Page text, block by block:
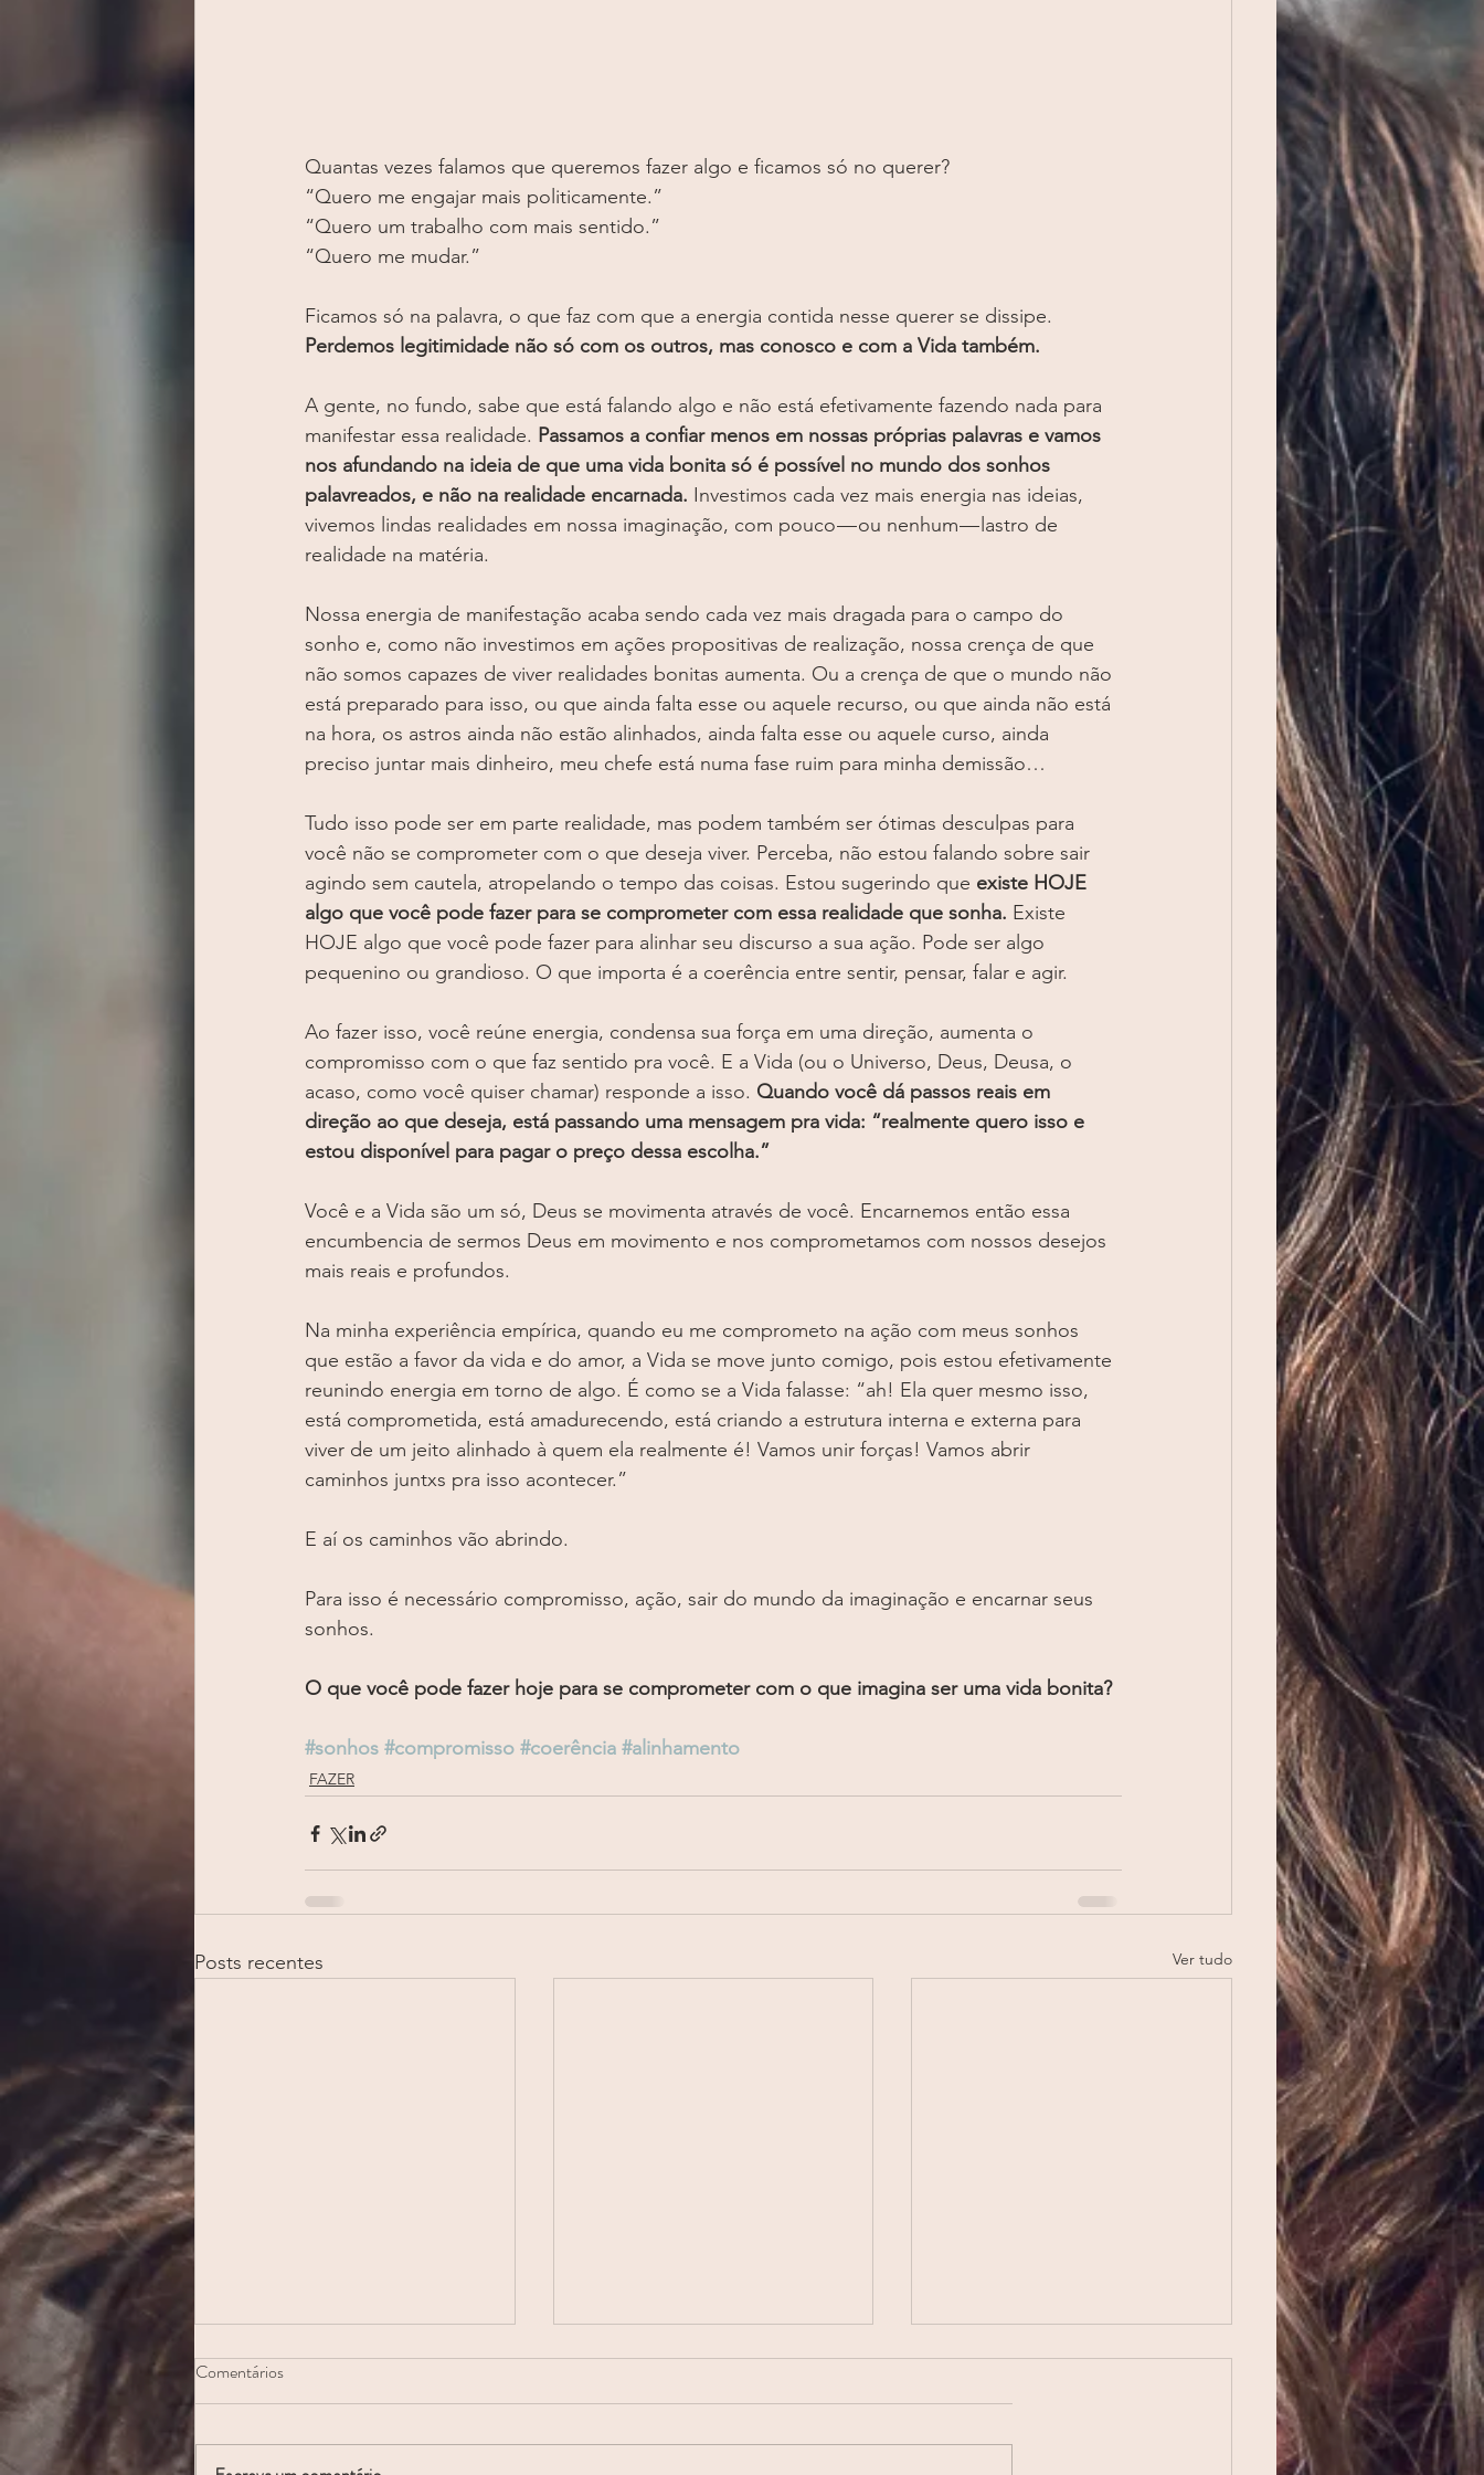
Quantas vezes falamos que queremos fazer algo e ficamos só no querer?
“Quero me engajar mais politicamente.”
“Quero um trabalho com mais sentido.”
“Quero me mudar.”
Ficamos só na palavra, o que faz com que a energia contida nesse querer se dissipe.
Perdemos legitimidade não só com os outros, mas conosco e com a Vida também.
A gente, no fundo, sabe que está falando algo e não está efetivamente fazendo nada para
manifestar essa realidade. Passamos a confiar menos em nossas próprias palavras e vamos
nos afundando na ideia de que uma vida bonita só é possível no mundo dos sonhos
palavreados, e não na realidade encarnada. Investimos cada vez mais energia nas ideias,
vivemos lindas realidades em nossa imaginação, com pouco — ou nenhum — lastro de
realidade na matéria.
Nossa energia de manifestação acaba sendo cada vez mais dragada para o campo do
sonho e, como não investimos em ações propositivas de realização, nossa crença de que
não somos capazes de viver realidades bonitas aumenta. Ou a crença de que o mundo não
está preparado para isso, ou que ainda falta esse ou aquele recurso, ou que ainda não está
na hora, os astros ainda não estão alinhados, ainda falta esse ou aquele curso, ainda
preciso juntar mais dinheiro, meu chefe está numa fase ruim para minha demissão…
Tudo isso pode ser em parte realidade, mas podem também ser ótimas desculpas para
você não se comprometer com o que deseja viver. Perceba, não estou falando sobre sair
agindo sem cautela, atropelando o tempo das coisas. Estou sugerindo que existe HOJE
algo que você pode fazer para se comprometer com essa realidade que sonha. Existe
HOJE algo que você pode fazer para alinhar seu discurso a sua ação. Pode ser algo
pequenino ou grandioso. O que importa é a coerência entre sentir, pensar, falar e agir.
Ao fazer isso, você reúne energia, condensa sua força em uma direção, aumenta o
compromisso com o que faz sentido pra você. E a Vida (ou o Universo, Deus, Deusa, o
acaso, como você quiser chamar) responde a isso. Quando você dá passos reais em
direção ao que deseja, está passando uma mensagem pra vida: “realmente quero isso e
estou disponível para pagar o preço dessa escolha.”
Você e a Vida são um só, Deus se movimenta através de você. Encarnemos então essa
encumbencia de sermos Deus em movimento e nos comprometamos com nossos desejos
mais reais e profundos.
Na minha experiência empírica, quando eu me comprometo na ação com meus sonhos
que estão a favor da vida e do amor, a Vida se move junto comigo, pois estou efetivamente
reunindo energia em torno de algo. É como se a Vida falasse: “ah! Ela quer mesmo isso,
está comprometida, está amadurecendo, está criando a estrutura interna e externa para
viver de um jeito alinhado à quem ela realmente é! Vamos unir forças! Vamos abrir
caminhos juntxs pra isso acontecer.”
E aí os caminhos vão abrindo.
Para isso é necessário compromisso, ação, sair do mundo da imaginação e encarnar seus
sonhos.
O que você pode fazer hoje para se comprometer com o que imagina ser uma vida bonita?
#sonhos #compromisso #coerência #alinhamento
FAZER
Posts recentes Ver tudo
Comentários